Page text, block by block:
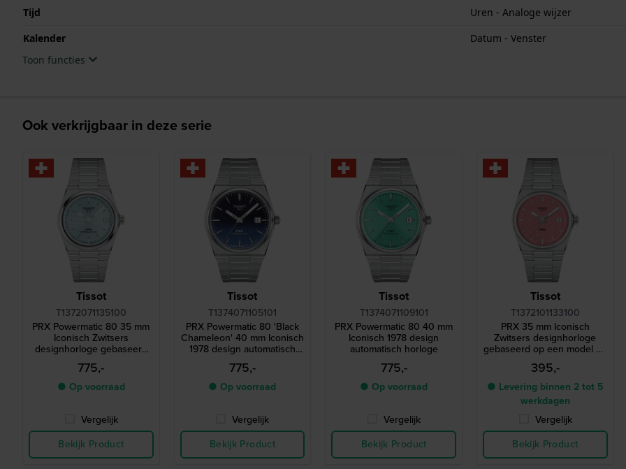
Tijd
Uren - Analoge wijzer
Kalender
Datum - Venster
Toon functies
Ook verkrijgbaar in deze serie
Tissot
T1372071135100
PRX Powermatic 80 35 mm
Iconisch Zwitsers
designhorloge gebaseerd
op een model uit 1978
775,-
● Op voorraad
Vergelijk
Bekijk Product
Tissot
T1374071105101
PRX Powermatic 80 'Black
Chameleon' 40 mm Iconisch
1978 design automatisch
horloge
775,-
● Op voorraad
Vergelijk
Bekijk Product
Tissot
T1374071109101
PRX Powermatic 80 40 mm
Iconisch 1978 design
automatisch horloge
775,-
● Op voorraad
Vergelijk
Bekijk Product
Tissot
T1372101133100
PRX 35 mm Iconisch
Zwitsers designhorloge
gebaseerd op een model uit
1978
395,-
● Levering binnen 2 tot 5
werkdagen
Vergelijk
Bekijk Product